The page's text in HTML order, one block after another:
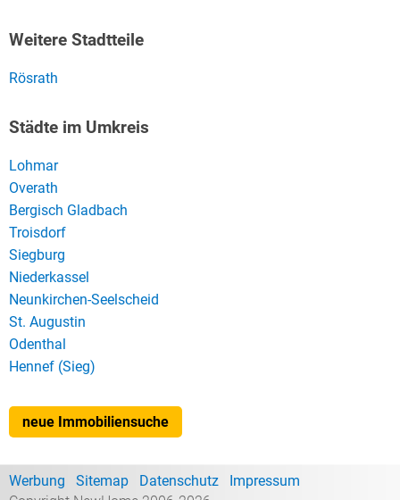
Weitere Stadtteile
Rösrath
Städte im Umkreis
Lohmar
Overath
Bergisch Gladbach
Troisdorf
Siegburg
Niederkassel
Neunkirchen-Seelscheid
St. Augustin
Odenthal
Hennef (Sieg)
neue Immobiliensuche
Werbung Sitemap Datenschutz
Impressum